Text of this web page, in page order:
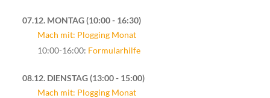
07.12. MONTAG 10:00 - 16:30
Mach mit: Plogging Monat
10:00-16:00: Formularhilfe
08.12. DIENSTAG 13:00 - 15:00
Mach mit: Plogging Monat